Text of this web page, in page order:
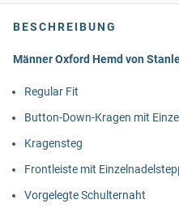
BESCHREIBUNG
Männer Oxford Hemd von
Regular Fit
Button-Down-Kragen mit
Kragensteg
Frontleiste mit
Vorgelegte Schulternaht